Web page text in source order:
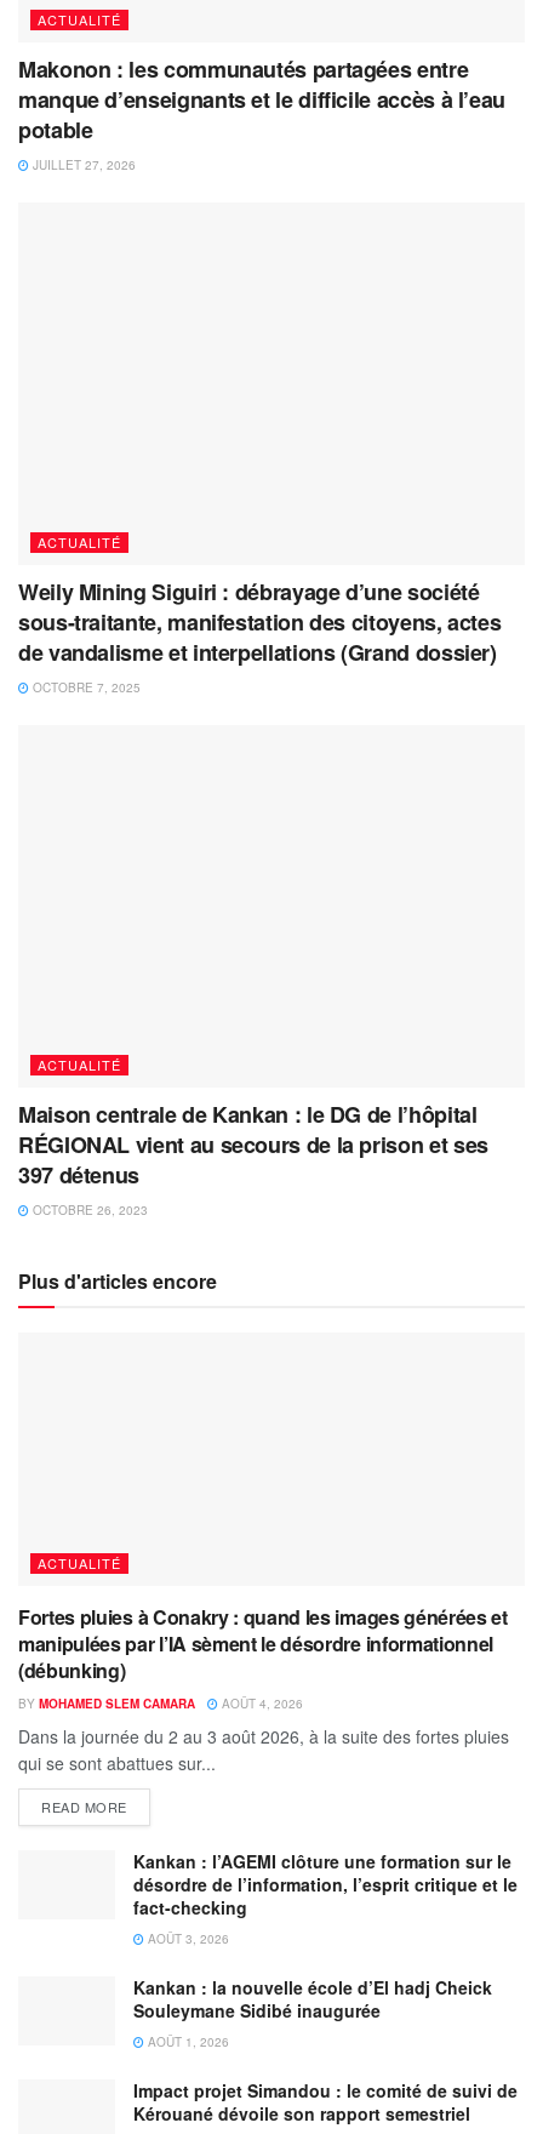
ACTUALITÉ
Makonon : les communautés partagées entre
manque d’enseignants et le difficile accès à l’eau
potable
JUILLET 27, 2026
ACTUALITÉ
Weily Mining Siguiri : débrayage d’une société
sous-traitante, manifestation des citoyens, actes
de vandalisme et interpellations (Grand dossier)
OCTOBRE 7, 2025
ACTUALITÉ
Maison centrale de Kankan : le DG de l’hôpital
RÉGIONAL vient au secours de la prison et ses
397 détenus
OCTOBRE 26, 2023
Plus d'articles encore
ACTUALITÉ
Fortes pluies à Conakry : quand les images générées et
manipulées par l’IA sèment le désordre informationnel
(débunking)
BY MOHAMED SLEM CAMARA AOÛT 4, 2026
Dans la journée du 2 au 3 août 2026, à la suite des fortes pluies
qui se sont abattues sur...
READ MORE
Kankan : l’AGEMI clôture une formation sur le
désordre de l’information, l’esprit critique et le
fact-checking
AOÛT 3, 2026
Kankan : la nouvelle école d’El hadj Cheick
Souleymane Sidibé inaugurée
AOÛT 1, 2026
Impact projet Simandou : le comité de suivi de
Kérouané dévoile son rapport semestriel